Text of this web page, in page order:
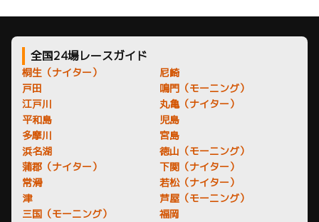
全国24場レースガイド
桐生（ナイター）
戸田
江戸川
平和島
多摩川
浜名湖
蒲郡（ナイター）
常滑
津
三国（モーニング）
尼崎
鳴門（モーニング）
丸亀（ナイター）
児島
宮島
徳山（モーニング）
下関（ナイター）
若松（ナイター）
芦屋（モーニング）
福岡